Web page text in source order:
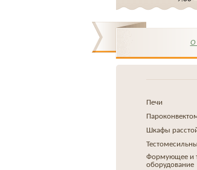
О
Печи
Шкафы
Формующее и
оборудование